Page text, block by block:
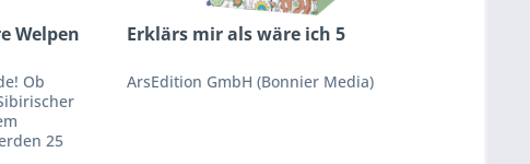
Welpen
Ob
25
Erklärs mir als wäre ich 5
ArsEdition GmbH (Bonnier Media)